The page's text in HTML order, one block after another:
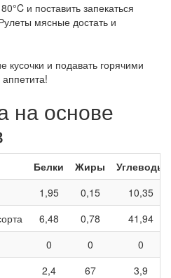
и поставить запекаться
мясные достать и
кусочки и подавать горячими
на основе
Белки Жиры
Углеводы
1,95 0,15
10,35
6,48 0,78
41,94
0 0
0
2,4 67
3,9